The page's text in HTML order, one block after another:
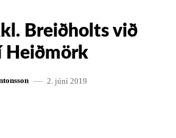
Breiðholts við
Heiðmörk
2. júní 2019